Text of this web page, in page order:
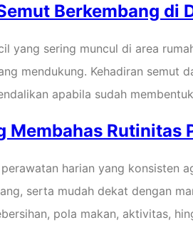
Berkembang di
yang sering muncul di area
mendukung. Kehadiran semut
apabila sudah
Membahas Rutinitas
harian yang
serta mudah dekat dengan
pola makan, aktivitas,